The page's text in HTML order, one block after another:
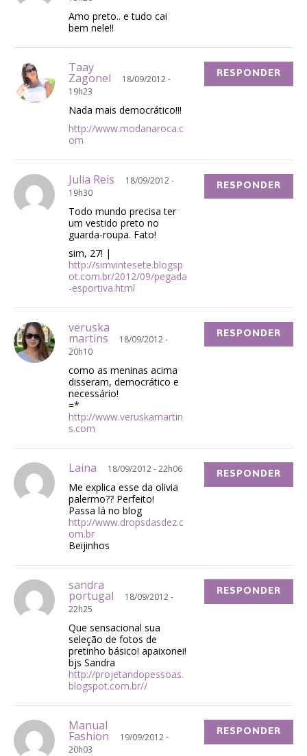
Amo preto.. e tudo cai
bem nele!!
Taay
Zagonel
18/09/2012 -
19h23
Nada mais democrático!!!
http://www.modanaroca.c
om
RESPONDER
Julia Reis
18/09/2012 -
19h30
Todo mundo precisa ter
um vestido preto no
guarda-roupa. Fato!
sim, 27! |
http://simvintesete.blogsp
ot.com.br/2012/09/pegada
-esportiva.html
RESPONDER
veruska
martins
18/09/2012 -
20h10
como as meninas acima
disseram, democrático e
necessário!
=*
http://www.veruskamartin
s.com
RESPONDER
Laina 18/09/2012 - 22h06
Me explica esse da olivia
palermo?? Perfeito!
Passa lá no blog
http://www.dropsdasdez.c
om.br
Beijinhos
RESPONDER
sandra
portugal
18/09/2012 -
22h25
Que sensacional sua
seleção de fotos de
pretinho básico! apaixonei!
bjs Sandra
http://projetandopessoas.
blogspot.com.br//
RESPONDER
Manual
Fashion
19/09/2012 -
20h03
RESPONDER